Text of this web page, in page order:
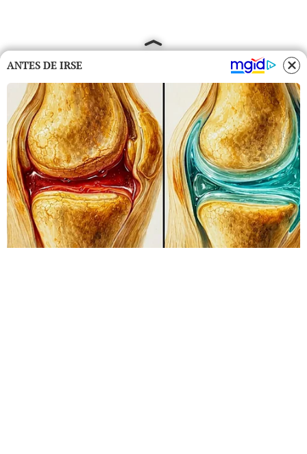
ANTES DE IRSE